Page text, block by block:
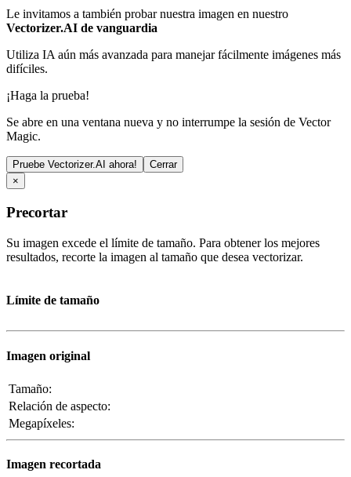
Le invitamos a también probar nuestra imagen en nuestro
Vectorizer.AI de vanguardia
Utiliza IA aún más avanzada para manejar fácilmente imágenes más
difíciles.
¡Haga la prueba!
Se abre en una ventana nueva y no interrumpe la sesión de Vector
Magic.
Pruebe Vectorizer.AI ahora!
Cerrar
×
Precortar
Su imagen excede el límite de tamaño. Para obtener los mejores
resultados, recorte la imagen al tamaño que desea vectorizar.
Límite de tamaño
Imagen original
Tamaño:
Relación de aspecto:
Megapíxeles:
Imagen recortada